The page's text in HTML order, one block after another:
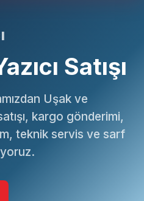
Satışı
Uşak ve
kargo gönderimi,
teknik servis ve sarf